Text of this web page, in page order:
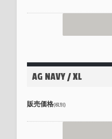
AG NAVY / XL
販売価格(税別)